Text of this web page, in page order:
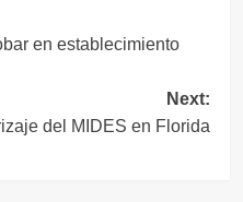
en establecimiento
Next:
del MIDES en Florida